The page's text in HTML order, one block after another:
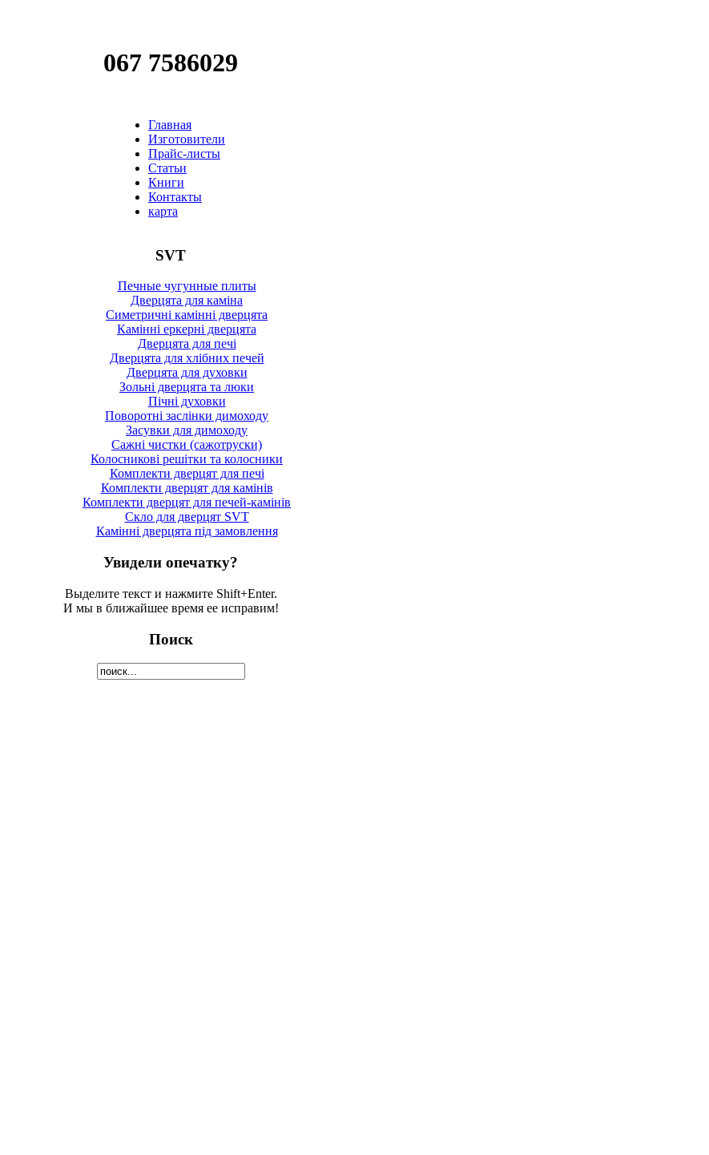
067 7586029
Главная
Изготовители
Прайс-листы
Статьи
Книги
Контакты
карта
SVT
Печные чугунные плиты
Дверцята для каміна
Симетричні камінні дверцята
Камінні еркерні дверцята
Дверцята для печі
Дверцята для хлібних печей
Дверцята для духовки
Зольні дверцята та люки
Пічні духовки
Поворотні заслінки димоходу
Засувки для димоходу
Сажні чистки (сажотруски)
Колосникові решітки та колосники
Комплекти дверцят для печі
Комплекти дверцят для камінів
Комплекти дверцят для печей-камінів
Скло для дверцят SVT
Камінні дверцята під замовлення
Увидели опечатку?
Выделите текст и нажмите Shift+Enter.
И мы в ближайшее время ее исправим!
Поиск